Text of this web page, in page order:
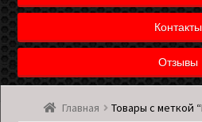
Контакты
Отзывы
Мой аккаунт
Главная Товары с меткой